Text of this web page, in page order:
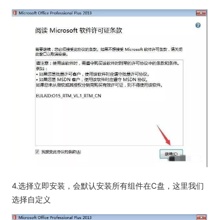
4.选择立即安装，会默认安装所有组件在C盘，这里我们
选择自定义